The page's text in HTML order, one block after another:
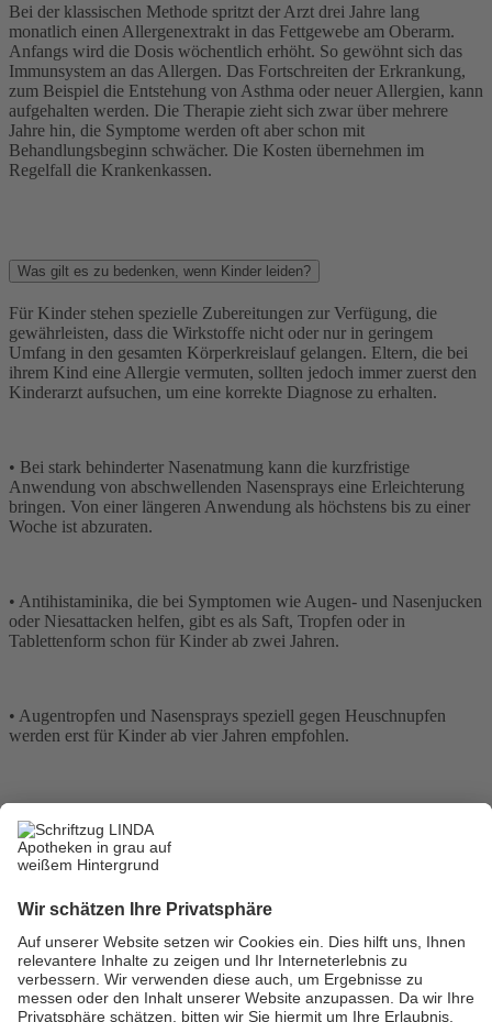
Bei der klassischen Methode spritzt der Arzt drei Jahre lang
monatlich einen Allergenextrakt in das Fettgewebe am Oberarm.
Anfangs wird die Dosis wöchentlich erhöht. So gewöhnt sich das
Immunsystem an das Allergen. Das Fortschreiten der Erkrankung,
zum Beispiel die Entstehung von Asthma oder neuer Allergien, kann
aufgehalten werden. Die Therapie zieht sich zwar über mehrere
Jahre hin, die Symptome werden oft aber schon mit
Behandlungsbeginn schwächer. Die Kosten übernehmen im
Regelfall die Krankenkassen.
Was gilt es zu bedenken, wenn Kinder leiden?
Für Kinder stehen spezielle Zubereitungen zur Verfügung, die
gewährleisten, dass die Wirkstoffe nicht oder nur in geringem
Umfang in den gesamten Körperkreislauf gelangen. Eltern, die bei
ihrem Kind eine Allergie vermuten, sollten jedoch immer zuerst den
Kinderarzt aufsuchen, um eine korrekte Diagnose zu erhalten.
• Bei stark behinderter Nasenatmung kann die kurzfristige
Anwendung von abschwellenden Nasensprays eine Erleichterung
bringen. Von einer längeren Anwendung als höchstens bis zu einer
Woche ist abzuraten.
• Antihistaminika, die bei Symptomen wie Augen- und Nasenjucken
oder Niesattacken helfen, gibt es als Saft, Tropfen oder in
Tablettenform schon für Kinder ab zwei Jahren.
• Augentropfen und Nasensprays speziell gegen Heuschnupfen
werden erst für Kinder ab vier Jahren empfohlen.
und frei von Nebenwirkungen sind. Als Schlüssel zum Erfolg der
Behandlung gilt einegenaue Einordnung der Beschwerden:
Handelt es sich um einen Fließschnupfen oder eher um zähen
besser? Wer sich schwertut bei dieser Unterscheidung, kann auf ein